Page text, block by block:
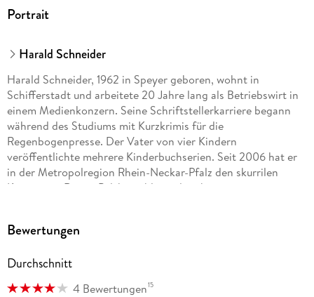
Portrait
Harald Schneider
Harald Schneider, 1962 in Speyer geboren, wohnt in
Schifferstadt und arbeitete 20 Jahre lang als Betriebswirt in
einem Medienkonzern. Seine Schriftstellerkarriere begann
während des Studiums mit Kurzkrimis für die
Regenbogenpresse. Der Vater von vier Kindern
veröffentlichte mehrere Kinderbuchserien. Seit 2006 hat er
in der Metropolregion Rhein-Neckar-Pfalz den skurrilen
Kommissar Reiner Palzki etabliert, der abseits seines
Kundenmagazinen ermittelt. Schneider erreichte bei der
Sebastian Fitzek und Rafik Schami. 2023 wurde er in den PEN
Deutschland berufen.
Bewertungen
Durchschnitt
4 Bewertungen15